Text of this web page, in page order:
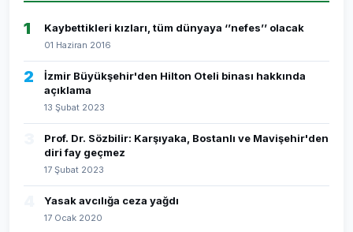
1 Kaybettikleri kızları, tüm dünyaya ‘’nefes’’ olacak
01 Haziran 2016
2
İzmir Büyükşehir'den Hilton Oteli binası hakkında
açıklama
13 Şubat 2023
Prof. Dr. Sözbilir: Karşıyaka, Bostanlı ve Mavişehir'den
diri fay geçmez
17 Şubat 2023
Yasak avcılığa ceza yağdı
17 Ocak 2020